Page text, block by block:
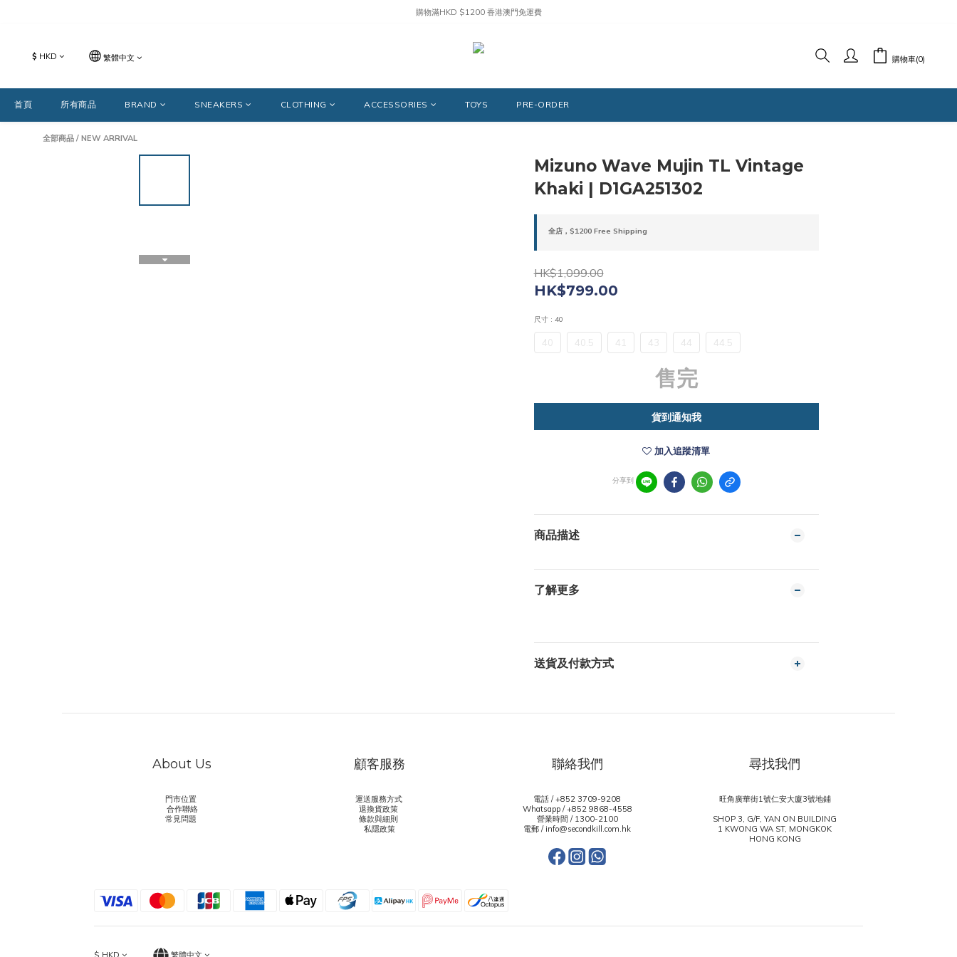
購物滿HKD $1200 香港澳門免運費
$ HKD 繁體中文 購物車(0)
首頁 所有商品 BRAND SNEAKERS CLOTHING ACCESSORIES TOYS PRE-ORDER
全部商品 / NEW ARRIVAL
Mizuno Wave Mujin TL Vintage
Khaki | D1GA251302
全店，$1200 Free Shipping
HK$1,099.00
HK$799.00
尺寸 : 40
40 40.5 41 43 44 44.5
售完
貨到通知我
加入追蹤清單
分享到
商品描述
了解更多
送貨及付款方式
About Us
門市位置
合作聯絡
常見問題
顧客服務
運送服務方式
退換貨政策
條款與細則
私隱政策
聯絡我們
電話 / +852 3709-9208
Whatsapp /+852 9868-4558
營業時間 / 1300-2100
電郵 / info@secondkill.com.hk
尋找我們
旺角廣華街1號仁安大廈3號地鋪
SHOP 3, G/F, YAN ON BUILDING
1 KWONG WA ST, MONGKOK
HONG KONG
$ HKD 繁體中文